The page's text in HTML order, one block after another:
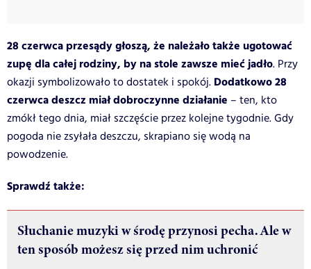
28 czerwca przesądy głoszą, że należało także ugotować
zupę dla całej rodziny, by na stole zawsze mieć jadło. Przy
okazji symbolizowało to dostatek i spokój. Dodatkowo 28
czerwca deszcz miał dobroczynne działanie – ten, kto
zmókł tego dnia, miał szczęście przez kolejne tygodnie. Gdy
pogoda nie zsyłała deszczu, skrapiano się wodą na
powodzenie.
Sprawdź także:
Słuchanie muzyki w środę przynosi pecha. Ale w
ten sposób możesz się przed nim uchronić